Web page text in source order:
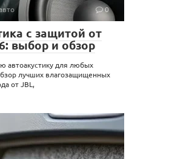
0
с защитой от
выбор и обзор
автоакустику для любых
лучших влагозащищенных
от JBL,